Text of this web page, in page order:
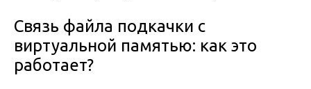
Связь файла подкачки с
виртуальной памятью: как это
работает?